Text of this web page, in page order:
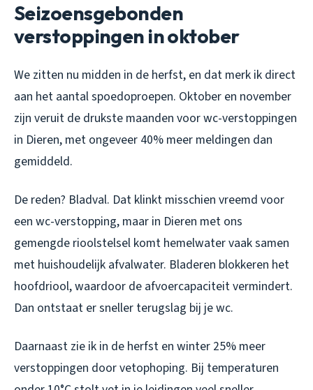
Seizoensgebonden
verstoppingen in oktober
We zitten nu midden in de herfst, en dat merk ik direct
aan het aantal spoedoproepen. Oktober en november
zijn veruit de drukste maanden voor wc-verstoppingen
in Dieren, met ongeveer 40% meer meldingen dan
gemiddeld.
De reden? Bladval. Dat klinkt misschien vreemd voor
een wc-verstopping, maar in Dieren met ons
gemengde rioolstelsel komt hemelwater vaak samen
met huishoudelijk afvalwater. Bladeren blokkeren het
hoofdriool, waardoor de afvoercapaciteit vermindert.
Dan ontstaat er sneller terugslag bij je wc.
Daarnaast zie ik in de herfst en winter 25% meer
verstoppingen door vetophoping. Bij temperaturen